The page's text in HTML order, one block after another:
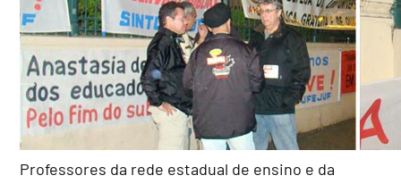
Professores da rede estadual de ensino e da